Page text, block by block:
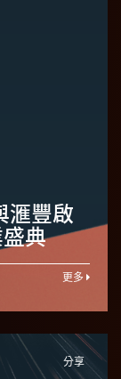
滙豐啟
盛典
更多
分享